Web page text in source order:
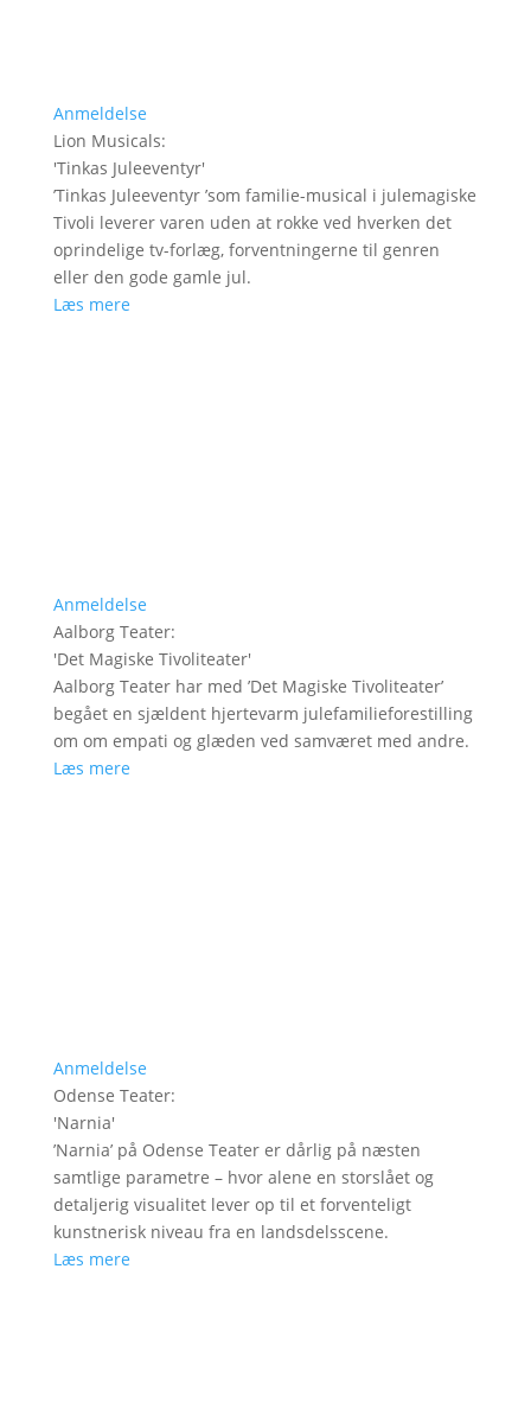
Anmeldelse
Lion Musicals:
'Tinkas Juleeventyr'
’Tinkas Juleeventyr ’som familie-musical i julemagiske
Tivoli leverer varen uden at rokke ved hverken det
oprindelige tv-forlæg, forventningerne til genren
eller den gode gamle jul.
Læs mere
Anmeldelse
Aalborg Teater:
'Det Magiske Tivoliteater'
Aalborg Teater har med ’Det Magiske Tivoliteater’
begået en sjældent hjertevarm julefamilieforestilling
om om empati og glæden ved samværet med andre.
Læs mere
Anmeldelse
Odense Teater:
'Narnia'
’Narnia’ på Odense Teater er dårlig på næsten
samtlige parametre – hvor alene en storslået og
detaljerig visualitet lever op til et forventeligt
kunstnerisk niveau fra en landsdelsscene.
Læs mere